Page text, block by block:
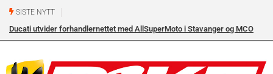
SISTE NYTT
Ducati utvider forhandlernettet med AllSuperMoto i Stavanger og MCO